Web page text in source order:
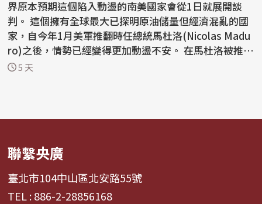
界原本預期這個陷入動盪的南美國家會從1日就展開談
判。 這個擁有全球最大已探明原油儲量但經濟混亂的國
家，自今年1月美軍推翻時任總統馬杜洛(Nicolas Madu
ro)之後，情勢已經變得更加動盪不安。 在馬杜洛被推
翻...5 天
聯繫央廣
臺北市104中山區北安路55號
TEL : 886-2-28856168